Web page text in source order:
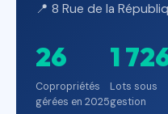
📍 8 Rue de la
26
Copropriétés
gérées en 2025
1
Lots sous
gestion